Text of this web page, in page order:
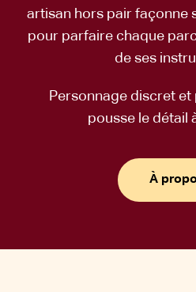
artisan hors pair façonne
pour parfaire chaque
de ses
Personnage discret et
pousse le détail
À